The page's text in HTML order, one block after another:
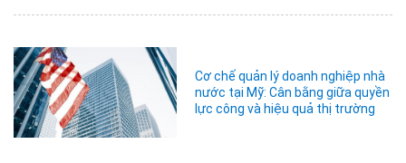
Cơ chế quản lý doanh nghiệp nhà
nước tại Mỹ: Cân bằng giữa quyền
lực công và hiệu quả thị trường